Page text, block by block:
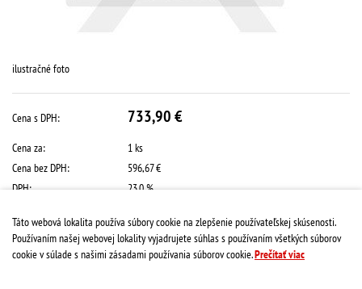
ilustračné foto
Cena s DPH: 733,90 €
Cena za:
1 ks
Cena bez DPH:
596,67 €
DPH:
23.0 %
Množstvo: Kúpiť
Táto webová lokalita používa súbory cookie na zlepšenie používateľskej skúsenosti.
Používaním našej webovej lokality vyjadrujete súhlas s používaním všetkých súborov
cookie v súlade s našimi zásadami používania súborov cookie.Prečítať viac